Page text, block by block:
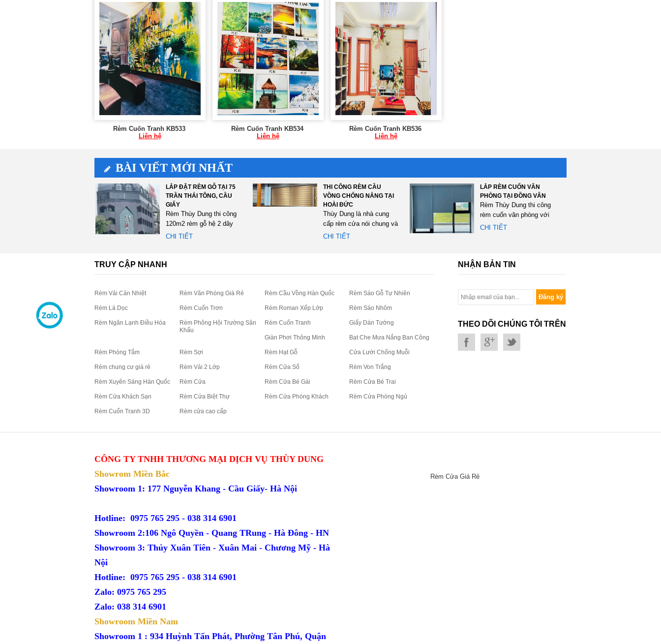
Rèm Cuốn Tranh KB533
Liên hệ
Rèm Cuốn Tranh KB534
Liên hệ
Rèm Cuốn Tranh KB536
Liên hệ
BÀI VIẾT MỚI NHẤT
LẮP ĐẶT RÈM GỖ TẠI 75
TRẦN THÁI TÔNG, CẦU
GIẤY
Rèm Thùy Dung thi công
120m2 rèm gỗ hệ 2 dây
màu đen tại 75 Trần Thái
CHI TIẾT
THI CÔNG RÈM CẦU
VỒNG CHỐNG NẮNG TẠI
HOÀI ĐỨC
Thùy Dung là nhà cung
cấp rèm cửa nói chung và
rèm cầu vồng nói riêng
CHI TIẾT
LẮP RÈM CUỐN VĂN
PHÒNG TẠI ĐỒNG VĂN
Rèm Thùy Dung thi công
rèm cuốn văn phòng với
tổng diện tích 120m2 tại...
CHI TIẾT
TRUY CẬP NHANH
Rèm Vải Cản Nhiệt Rèm Văn Phòng Giá Rẻ Rèm Cầu Vồng Hàn Quốc Rèm Sáo Gỗ Tự Nhiên
Rèm Lá Dọc Rèm Cuốn Trơn Rèm Roman Xếp Lớp Rèm Sáo Nhôm
Rèm Ngăn Lạnh Điều Hòa
Rèm Phông Hội Trường Sân
Khấu
Rèm Cuốn Tranh Giấy Dán Tường
Giàn Phơi Thông Minh Bạt Che Mưa Nắng Ban Công
Rèm Phòng Tắm Rèm Sợi Rèm Hạt Gỗ Cửa Lưới Chống Muỗi
Rèm chung cư giá rẻ Rèm Vải 2 Lớp Rèm Cửa Sổ Rèm Von Trắng
Rèm Xuyên Sáng Hàn Quốc Rèm Cửa Rèm Cửa Bé Gái Rèm Cửa Bé Trai
Rèm Cửa Khách Sạn Rèm Cửa Biệt Thự Rèm Cửa Phòng Khách Rèm Cửa Phòng Ngủ
Rèm Cuốn Tranh 3D Rèm cửa cao cấp
NHẬN BẢN TIN
Đăng ký
THEO DÕI CHÚNG TÔI TRÊN
CÔNG TY TNHH THƯƠNG MẠI DỊCH VỤ THÙY DUNG
Showrom Miền Bắc
Showroom 1: 177 Nguyễn Khang - Cầu Giấy- Hà Nội
Hotline: 0975 765 295 - 038 314 6901
Showroom 2:106 Ngô Quyền - Quang TRung - Hà Đông - HN
Showroom 3: Thủy Xuân Tiên - Xuân Mai - Chương Mỹ - Hà
Nội
Hotline: 0975 765 295 - 038 314 6901
Zalo: 0975 765 295
Zalo: 038 314 6901
Showroom Miền Nam
Showroom 1 : 934 Huỳnh Tấn Phát, Phường Tân Phú, Quận
Rèm Cửa Giá Rẻ